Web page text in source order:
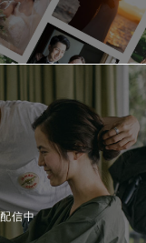
信中